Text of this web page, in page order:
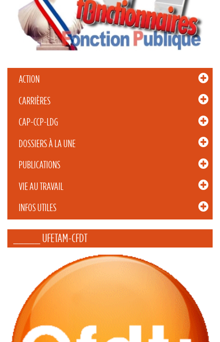
ACTION
CARRIÈRES
CAP-CCP-LDG
DOSSIERS À LA UNE
PUBLICATIONS
VIE AU TRAVAIL
INFOS UTILES
_____ UFETAM-CFDT